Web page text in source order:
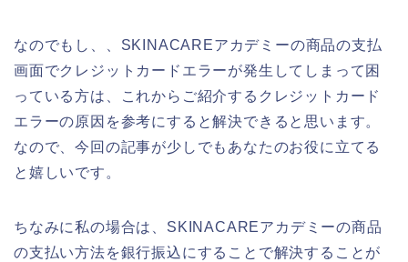
なのでもし、、SKINACAREアカデミーの商品の支払
画面でクレジットカードエラーが発生してしまって困
っている方は、これからご紹介するクレジットカード
エラーの原因を参考にすると解決できると思います。
なので、今回の記事が少しでもあなたのお役に立てる
と嬉しいです。
ちなみに私の場合は、SKINACAREアカデミーの商品
の支払い方法を銀行振込にすることで解決することが